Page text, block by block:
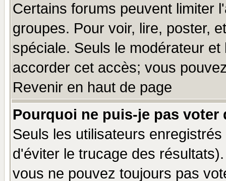
Certains forums peuvent limiter
groupes. Pour voir, lire, poster,
spéciale. Seuls le modérateur
accorder cet accès; vous
Revenir en haut de page
Pourquoi ne puis-je pas voter
Seuls les utilisateurs
d'éviter le trucage des
vous ne pouvez toujours pas